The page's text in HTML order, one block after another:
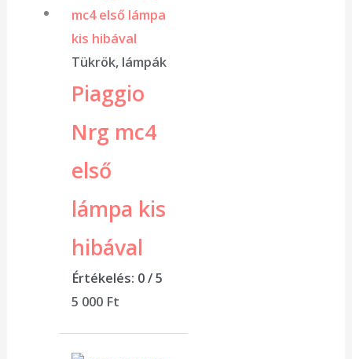
Tükrök, lámpák
Piaggio
Nrg mc4
első
lámpa kis
hibával
Értékelés: 0/ 5
5 000 Ft